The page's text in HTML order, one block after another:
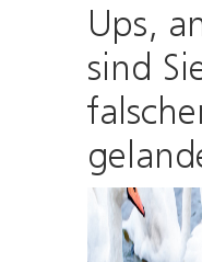
Ups,
sind